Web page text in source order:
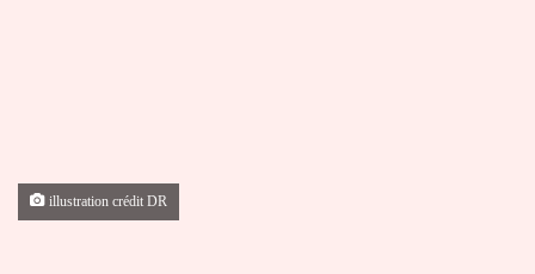
illustration crédit DR